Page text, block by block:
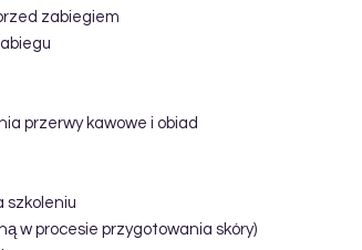
zabiegiem
przerwy kawowe i obiad
szkoleniu
w procesie przygotowania skóry)